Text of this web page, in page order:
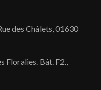
des Châlets, 01630
Floralies. Bât. F2.,